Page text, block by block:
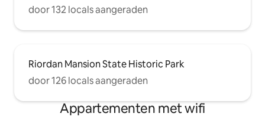
door 132 locals aangeraden
Riordan Mansion State Historic Park
door 126 locals aangeraden
Appartementen met wifi